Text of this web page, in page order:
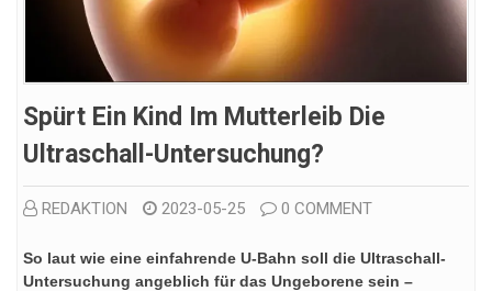
Spürt Ein Kind Im Mutterleib Die
Ultraschall-Untersuchung?
REDAKTION 2023-05-25 0 COMMENT
So laut wie eine einfahrende U-Bahn soll die Ultraschall-
Untersuchung angeblich für das Ungeborene sein –